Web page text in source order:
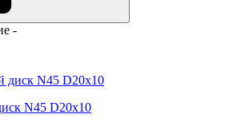
-
N45 D20х10